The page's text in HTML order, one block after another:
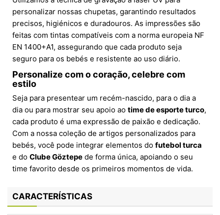
personalizar nossas chupetas, garantindo resultados
precisos, higiénicos e duradouros. As impressões são
feitas com tintas compatíveis com a norma europeia NF
EN 1400+A1, assegurando que cada produto seja
seguro para os bebés e resistente ao uso diário.
Personalize com o coração, celebre com
estilo
Seja para presentear um recém-nascido, para o dia a
dia ou para mostrar seu apoio ao time de esporte turco,
cada produto é uma expressão de paixão e dedicação.
Com a nossa coleção de artigos personalizados para
bebés, você pode integrar elementos do futebol turca
e do Clube Göztepe de forma única, apoiando o seu
time favorito desde os primeiros momentos de vida.
CARACTERÍSTICAS